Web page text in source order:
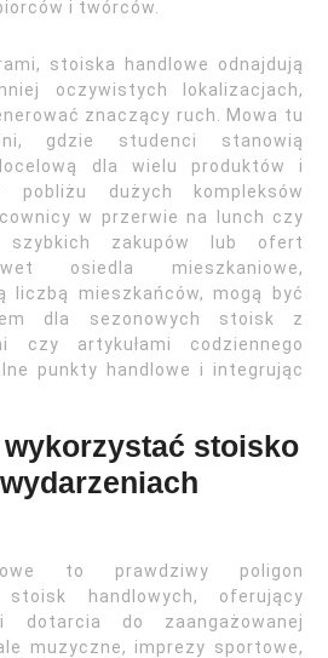
i twórców.
stoiska handlowe odnajdują
oczywistych lokalizacjach,
znaczący ruch. Mowa tu
gdzie studenci stanowią
dla wielu produktów i
dużych kompleksów
w przerwie na lunch czy
zakupów lub ofert
osiedla mieszkaniowe,
liczbą mieszkańców, mogą być
dla sezonowych stoisk z
czy artykułami codziennego
punkty handlowe i integrując
wykorzystać stoisko
to prawdziwy poligon
handlowych, oferujący
dotarcia do zaangażowanej
muzyczne, imprezy sportowe,